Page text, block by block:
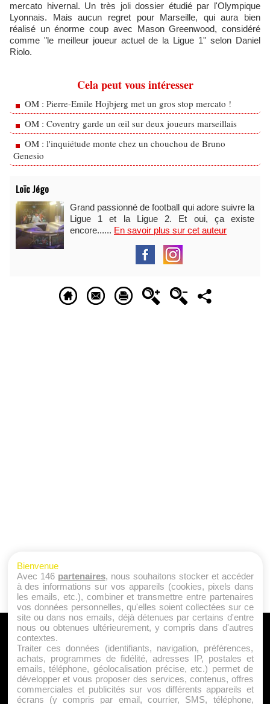
mercato hivernal. Un très joli dossier étudié par l'Olympique
Lyonnais. Mais aucun regret pour Marseille, qui aura bien
réalisé un énorme coup avec Mason Greenwood, considéré
comme "le meilleur joueur actuel de la Ligue 1" selon Daniel
Riolo.
Cela peut vous intéresser
OM : Pierre-Emile Hojbjerg met un gros stop mercato !
OM : Coventry garde un œil sur deux joueurs marseillais
OM : l'inquiétude monte chez un chouchou de Bruno
Genesio
Loïc Jégo
Grand passionné de football qui adore suivre la
Ligue 1 et la Ligue 2. Et oui, ça existe
encore...... En savoir plus sur cet auteur
A PROPOS
Qui sommes nous ?
Mentions Légales
Publicité
Politique de Cookies
Bienvenue
Avec 146 partenaires, nous souhaitons stocker et accéder
à des informations sur vos appareils (cookies, pixels dans
les emails, etc.), combiner et transmettre entre partenaires
vos données personnelles, qu'elles soient collectées sur ce
site ou dans nos emails, déjà détenues par certains d'entre
nous ou obtenues ultérieurement, y compris dans d'autres
contextes.
Traiter ces données (identifiants, navigation, préférences,
achats, programmes de fidélité, adresses IP, postales et
emails, téléphone, géolocalisation précise, etc.) permet de
développer et vous proposer des services, contenus, offres
commerciales et publicités sur vos différents appareils et
écrans (y compris par email, courrier, SMS, téléphone,